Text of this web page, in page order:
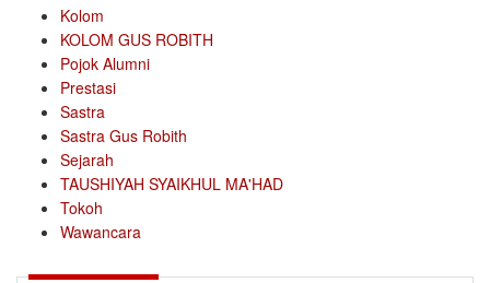
Kolom
KOLOM GUS ROBITH
Pojok Alumni
Prestasi
Sastra
Sastra Gus Robith
Sejarah
TAUSHIYAH SYAIKHUL MA'HAD
Tokoh
Wawancara